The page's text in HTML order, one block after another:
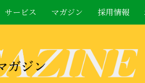
サービス マガジン 採用情報